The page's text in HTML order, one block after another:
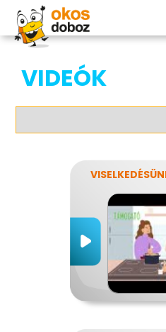
VIDEÓK